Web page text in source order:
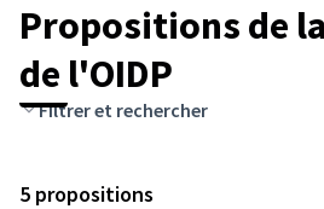
Propositions de
de l'OIDP
Filtrer et rechercher
5 propositions